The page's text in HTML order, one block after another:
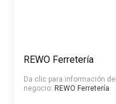
REWO Ferretería
Da clic para información del
negocio: REWO Ferretería